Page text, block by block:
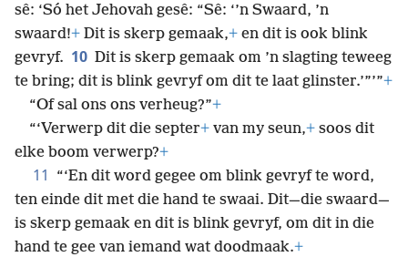
sê: ‘Só het Jehovah gesê: “Sê: ‘’n Swaard, ’n
swaard!+ Dit is skerp gemaak,+ en dit is ook blink
gevryf. 10 Dit is skerp gemaak om ’n slagting teweeg
te bring; dit is blink gevryf om dit te laat glinster.’”’”+
“Of sal ons ons verheug?”+
“‘Verwerp dit die septer+ van my seun,+ soos dit
elke boom verwerp?+
11
“‘En dit word gegee om blink gevryf te word,
ten einde dit met die hand te swaai. Dit—die swaard—
is skerp gemaak en dit is blink gevryf, om dit in die
hand te gee van iemand wat doodmaak.+